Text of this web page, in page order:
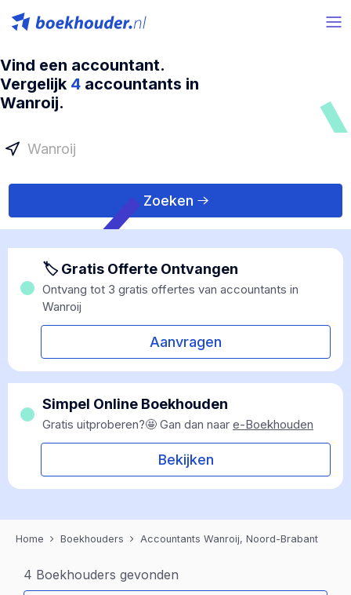
Vind een accountant.
Vergelijk 4 accountants in
Wanroij.
Zoeken
🏷 Gratis Offerte Ontvangen
Ontvang tot 3 gratis offertes van accountants in
Wanroij
Aanvragen
Simpel Online Boekhouden
Gratis uitproberen?🤩 Gan dan naar e-Boekhouden
Bekijken
Home Boekhouders Accountants Wanroij, Noord-Brabant
4 Boekhouders gevonden